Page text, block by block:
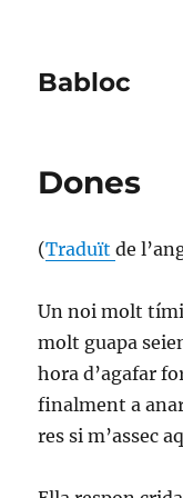
Babloc
Dones
(Traduïtde
Un noi molt
molt guapa
hora d’agafar
finalment a
res si m’assec